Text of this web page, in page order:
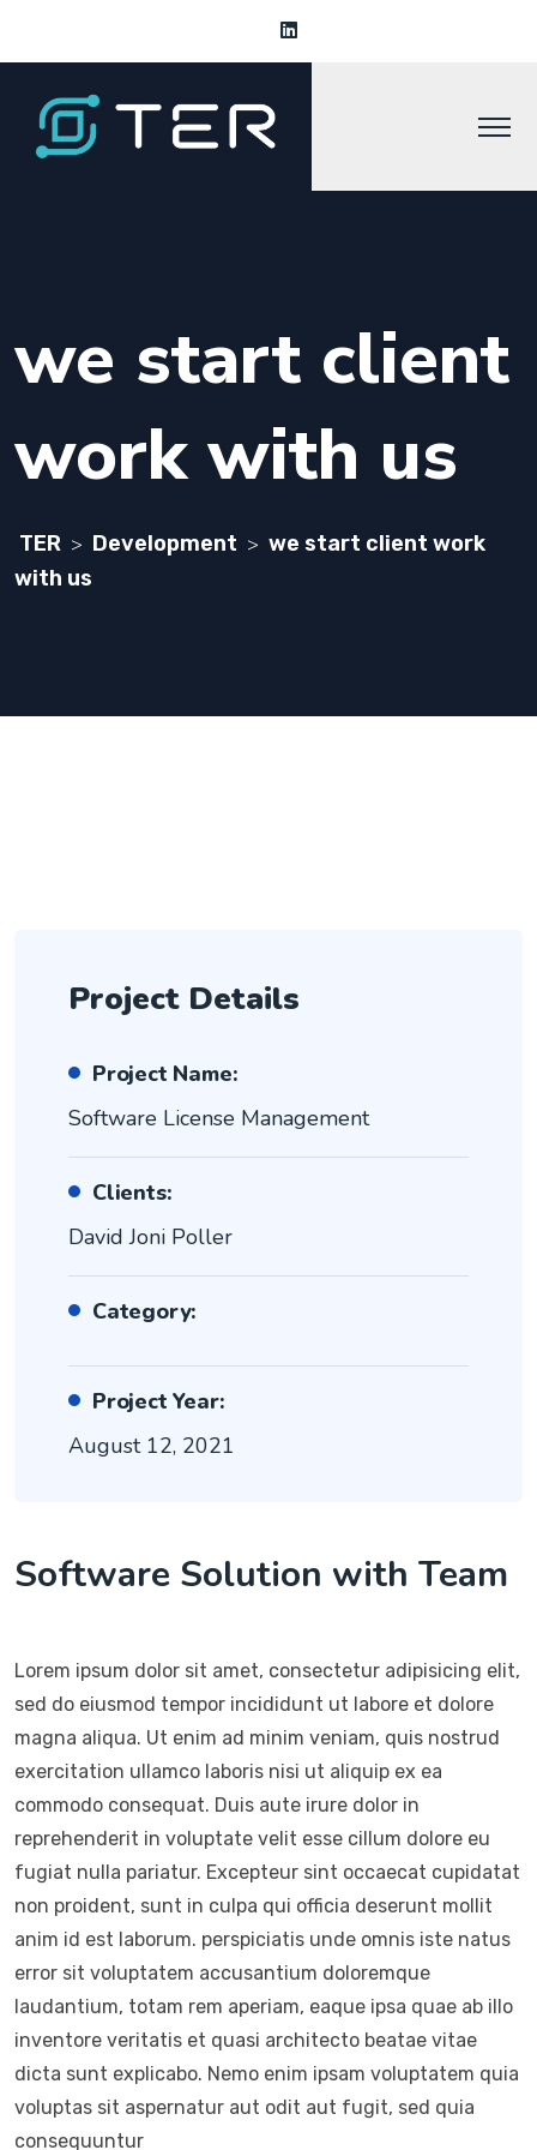
we start client
work with us
TER > Development > we start client work
with us
Project Details
Project Name:
Software License Management
Clients:
David Joni Poller
Category:
Project Year:
August 12, 2021
Software Solution with Team
Lorem ipsum dolor sit amet, consectetur adipisicing elit,
sed do eiusmod tempor incididunt ut labore et dolore
magna aliqua. Ut enim ad minim veniam, quis nostrud
exercitation ullamco laboris nisi ut aliquip ex ea
commodo consequat. Duis aute irure dolor in
reprehenderit in voluptate velit esse cillum dolore eu
fugiat nulla pariatur. Excepteur sint occaecat cupidatat
non proident, sunt in culpa qui officia deserunt mollit
anim id est laborum. perspiciatis unde omnis iste natus
error sit voluptatem accusantium doloremque
laudantium, totam rem aperiam, eaque ipsa quae ab illo
inventore veritatis et quasi architecto beatae vitae
dicta sunt explicabo. Nemo enim ipsam voluptatem quia
voluptas sit aspernatur aut odit aut fugit, sed quia
consequuntur